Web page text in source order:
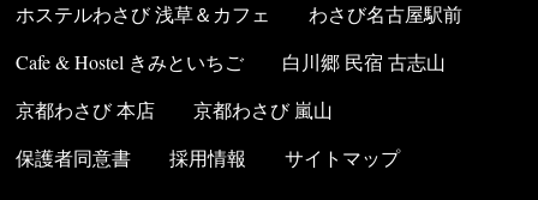
ホステルわさび 浅草＆カフェ
わさび名古屋駅前
Cafe & Hostel きみといちご
白川郷 民宿 古志山
京都わさび 本店
京都わさび 嵐山
保護者同意書
採用情報 サイトマップ